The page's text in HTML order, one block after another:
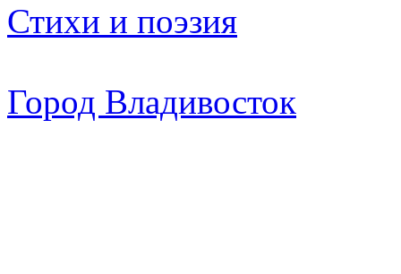
Стихи и поэзия
Город Владивосток